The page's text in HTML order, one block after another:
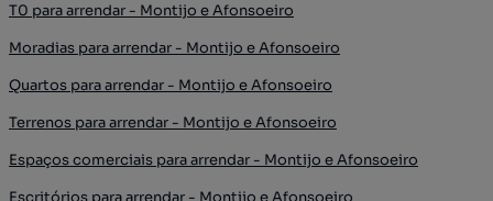
T0 para arrendar - Montijo e Afonsoeiro
Moradias para arrendar - Montijo e Afonsoeiro
Quartos para arrendar - Montijo e Afonsoeiro
Terrenos para arrendar - Montijo e Afonsoeiro
Espaços comerciais para arrendar - Montijo e Afonsoeiro